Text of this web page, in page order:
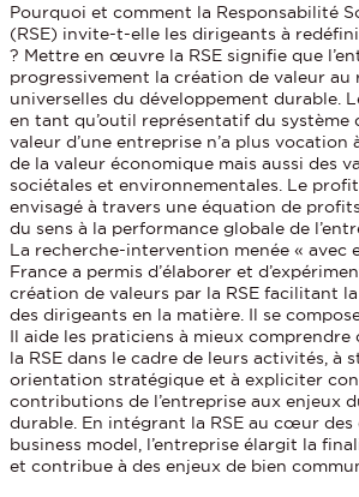
Pourquoi et comment la Responsabilité
(RSE) invite-t-elle les dirigeants à
? Mettre en œuvre la RSE signifie que
progressivement la création de valeur au
universelles du développement durable.
en tant qu’outil représentatif du système
valeur d’une entreprise n’a plus vocation
de la valeur économique mais aussi des
sociétales et environnementales. Le
envisagé à travers une équation de
du sens à la performance globale de
La recherche-intervention menée « avec
France a permis d’élaborer et
création de valeurs par la RSE facilitant
des dirigeants en la matière. Il se
Il aide les praticiens à mieux comprendre
la RSE dans le cadre de leurs activités, à
orientation stratégique et à expliciter
contributions de l’entreprise aux enjeux
durable. En intégrant la RSE au cœur des
business model, l’entreprise élargit la
et contribue à des enjeux de bien